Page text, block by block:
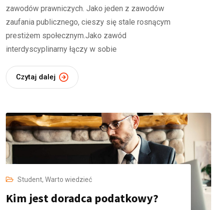
zawodów prawniczych. Jako jeden z zawodów
zaufania publicznego, cieszy się stale rosnącym
prestiżem społecznym.Jako zawód
interdyscyplinarny łączy w sobie
Czytaj dalej
Student, Warto wiedzieć
Kim jest doradca podatkowy?